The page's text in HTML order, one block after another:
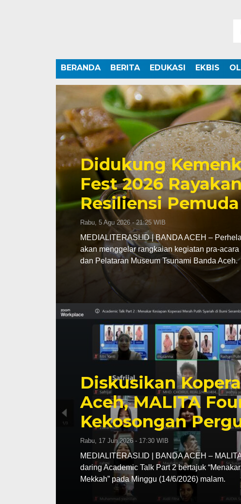
BERANDA BERITA EDUKASI EKBIS
Didukung
Fest 2026
Resiliensi
Rabu, 5 Agu 2026 - 21:25 WIB
MEDIALITERASI.ID | BANDA ACEH –
akan menggelar rangkaian kegiatan pra-
dan Pelataran Museum Tsunami Banda Aceh.
Diskusikan
Aceh, MALITA
Kekosongan
Rabu, 17 Jun 2026 - 17:30 WIB
MEDIALITERASI.ID | BANDA ACEH –
daring Academic Talk Part 2 bertajuk
Mekkah” pada Minggu (14/6/2026) malam.